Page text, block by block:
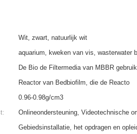
Wit, zwart, natuurlijk wit
aquarium, kweken van vis, wasterwater
De Bio de Filtermedia van MBBR
Reactor van Bedbiofilm, die de Reacto
0.96-0.98g/cm3
Onlineondersteuning, Videotechnische
Gebiedsinstallatie, het opdragen en